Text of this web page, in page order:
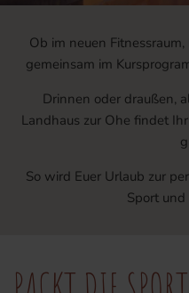
Ob im neuen
gemeinsam im
Drinnen oder draußen,
Landhaus zur Ohe findet
So wird Euer Urlaub zur
Sport